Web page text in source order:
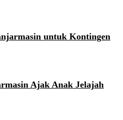
untuk Kontingen
Ajak Anak Jelajah